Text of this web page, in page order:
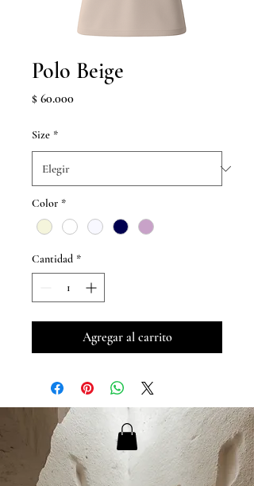
Polo Beige
$ 60.000Precio
Size *
Color *
Cantidad *
Agregar al carrito